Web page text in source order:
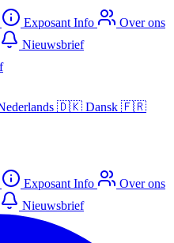
Exposant Info
Over ons
Nieuwsbrief
🇩🇰 Dansk 🇫🇷
Exposant Info
Over ons
Nieuwsbrief